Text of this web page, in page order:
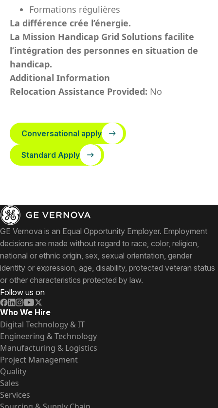
Formations régulières
La différence crée l’énergie.
La Mission Handicap Grid Solutions facilite
l’intégration des personnes en situation de
handicap.
Additional Information
Relocation Assistance Provided: No
Conversational apply
Standard Apply
GE Vernova is an Equal Opportunity Employer. Employment
decisions are made without regard to race, color, religion,
national or ethnic origin, sex, sexual orientation, gender
identity or expression, age, disability, protected veteran status
or other characteristics protected by law.
Follow us on
Who We Hire
Digital Technology & IT
Engineering & Technology
Manufacturing & Logistics
Project Management
Quality
Sales
Services